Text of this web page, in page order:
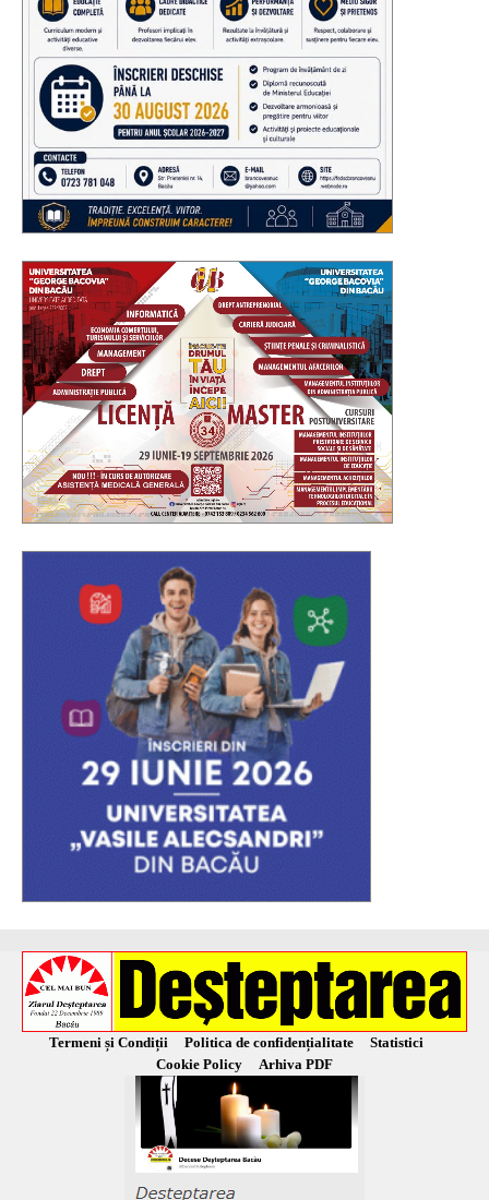
Termeni și Condiții Politica de confidențialitate
Statistici
Cookie Policy
Arhiva PDF